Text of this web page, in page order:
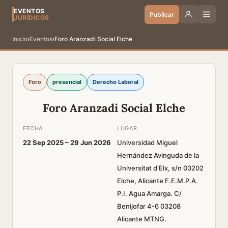
EVENTOS
JURÍDICOS
Publicar
Inicio›Eventos›Foro Aranzadi Social Elche
Foro presencial Derecho Laboral
Foro Aranzadi Social Elche
FECHA
22 Sep 2025 –29 Jun 2026
LUGAR
Universidad Miguel
Hernández Avinguda de la
Universitat d'Elx, s/n 03202
Elche, Alicante F.E.M.P.A.
P.I. Agua Amarga. C/
Benijofar 4-6 03208
Alicante MTNG.